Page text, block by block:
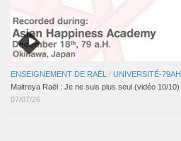
ENSEIGNEMENT DE RAËL / UNIVERSITÉ-79AH
Maitreya Raël : Je ne suis plus seul (vidéo 10/10)
07/07/26